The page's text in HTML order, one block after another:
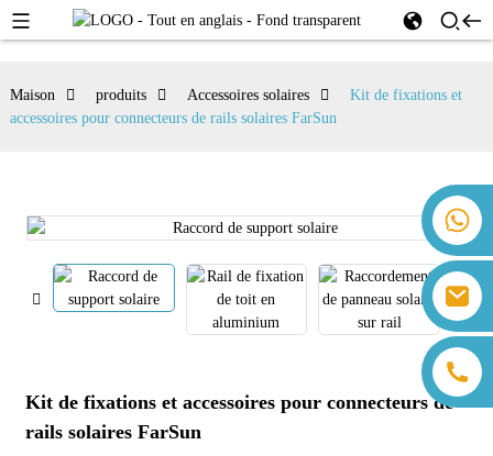
+86 18259071452 Hanna Lee
+86 13559179905 Sally Chen
+86 18350266301 Iris Hong
+86 18806057002 Sanborn Guo
sanborn.guo@farsunpv.com
Maison produits Accessoires solaires
Kit de fixations et
accessoires pour connecteurs de rails solaires FarSun
Kit de fixations et accessoires pour connecteurs de
rails solaires FarSun